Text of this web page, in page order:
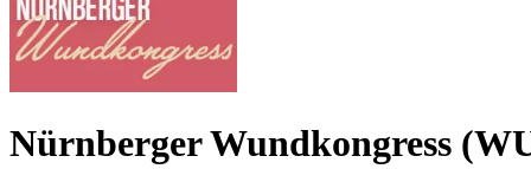
Nürnberger Wundkongress